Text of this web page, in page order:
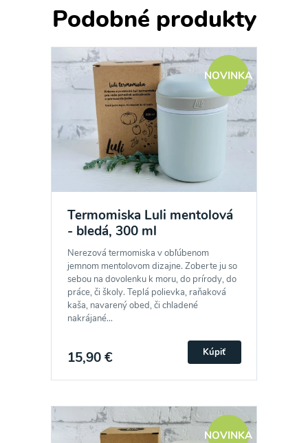
Podobné produkty
NOVINKA
Termomiska Luli mentolová
- bledá, 300 ml
Nerezová termomiska v obľúbenom
jemnom mentolovom dizajne. Zoberte ju so
sebou na dovolenku k moru, do prírody, do
práce, či školy. Teplá polievka, raňaková
kaša, navarený obed, či chladené
nakrájané...
15,90 € Kúpiť
NOVINKA